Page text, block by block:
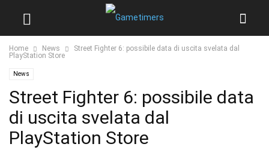
Home News
Street Fighter 6: possibile data di uscita svelata dal
PlayStation Store
News
Street Fighter 6: possibile data
di uscita svelata dal
PlayStation Store